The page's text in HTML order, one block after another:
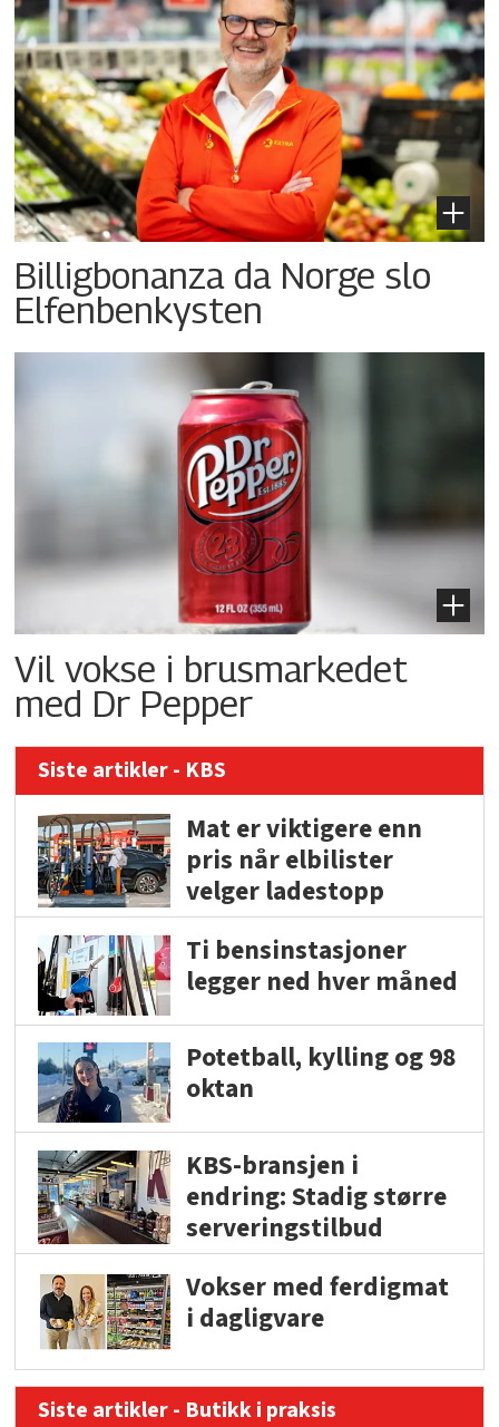
Billigbonanza da Norge slo
Elfenbenkysten
Vil vokse i brusmarkedet
med Dr Pepper
Siste artikler - KBS
Mat er viktigere enn
pris når elbilister
velger ladestopp
Ti bensinstasjoner
legger ned hver måned
Potetball, kylling og 98
oktan
KBS-bransjen i
endring: Stadig større
serveringstilbud
Vokser med ferdigmat
i dagligvare
Siste artikler - Butikk i praksis